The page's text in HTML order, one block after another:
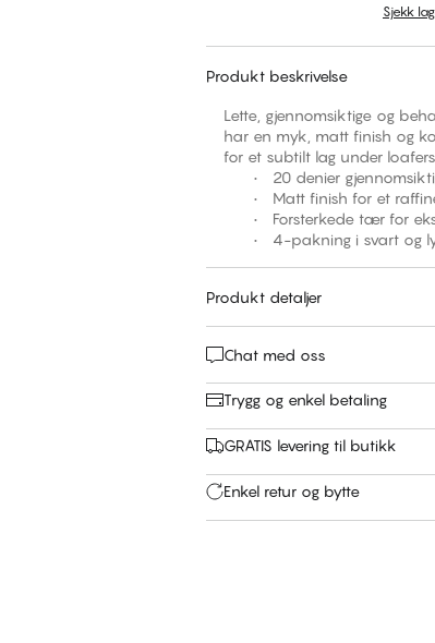
Sjekk
Produkt beskrivelse
Lette, gjennomsiktige og
har en myk, matt finish og
for et subtilt lag under
• 20 denier
• Matt finish for et
• Forsterkede tær for
• 4-pakning i svart og
Produkt detaljer
Chat med oss
Trygg og enkel betaling
GRATIS levering til butikk
Enkel retur og bytte